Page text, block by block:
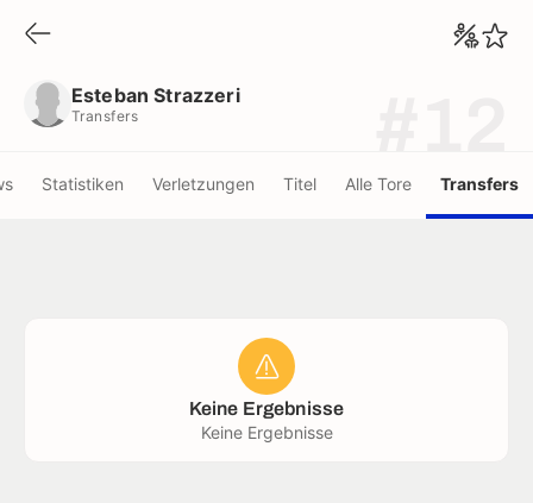
Esteban Strazzeri
Transfers
Statistiken Verletzungen Titel Alle Tore Transfers
Keine Ergebnisse
Keine Ergebnisse